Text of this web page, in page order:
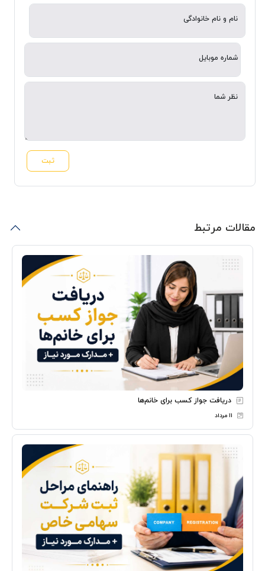
نام و نام خانوادگی
شماره موبایل
نظر شما
ثبت
مقالات مرتبط
دریافت جواز کسب برای خانم‌ها
۱۱ مرداد